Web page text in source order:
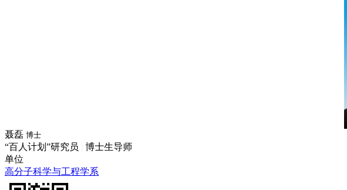
聂磊 博士
“百人计划”研究员
博士生导师
单位
高分子科学与工程学系